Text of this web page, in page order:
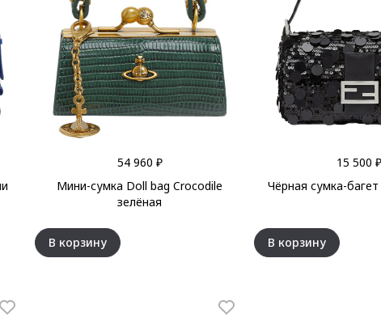
54 960 ₽
Мини-сумка Doll bag Crocodile
зелёная
В корзину
15 500 ₽
Чёрная сумка-
В корзину